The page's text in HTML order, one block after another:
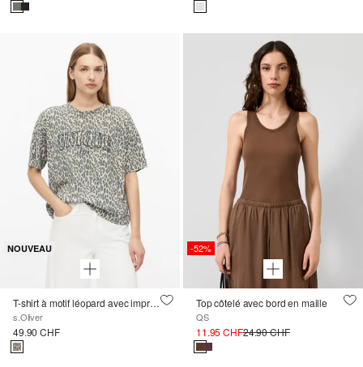
NOUVEAU
T-shirt à motif léopard avec imprimé sur le devant
s.Oliver
49.90 CHF
-52%
Top côtelé avec bord en maille
QS
11.95 CHF24.90 CHF